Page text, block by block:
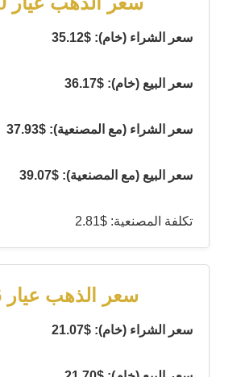
سعر الشراء (خام): $35.12
سعر البيع (خام): $36.17
سعر الشراء (مع المصنعية): $37.93
سعر البيع (مع المصنعية): $39.07
تكلفة المصنعية: $2.81
سعر الذهب عيار 6
سعر الشراء (خام): $21.07